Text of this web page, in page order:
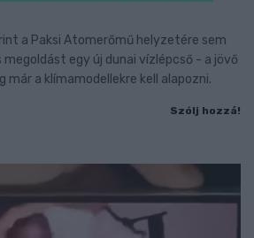
a Paksi Atomerőmű helyzetére sem
egy új dunai vízlépcső - a jövő
már a klímamodellekre kell alapozni.
Szólj hozzá!